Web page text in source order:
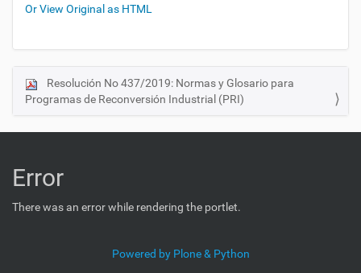
Or View Original as HTML
N
a
g
a
t
Resolución No 437/2019: Normas y Glosario para
Programas de Reconversión Industrial (PRI)
Error
There was an error while rendering the portlet.
Powered by Plone & Python